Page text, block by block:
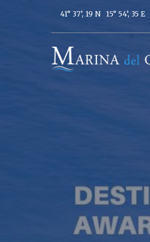
41° 37’, 19 N 15° 54’, 35 E